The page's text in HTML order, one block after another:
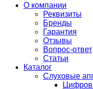
О компании
Реквизиты
Бренды
Гарантия
Отзывы
Вопрос-ответ
Статьи
Каталог
Слуховые